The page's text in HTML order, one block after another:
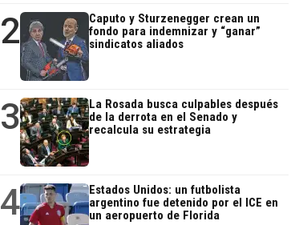
2
Caputo y Sturzenegger crean un
fondo para indemnizar y “ganar”
sindicatos aliados
3
La Rosada busca culpables después
de la derrota en el Senado y
recalcula su estrategia
4
Estados Unidos: un futbolista
argentino fue detenido por el ICE en
un aeropuerto de Florida